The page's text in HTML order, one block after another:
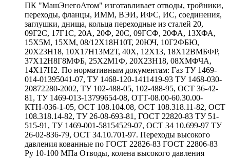
ПК "МашЭнегоАтом" изготавливает отводы, тройники,
переходы, фланцы, ИММ, ВЭИ, ИФС, ИС, соединения,
заглушки, днища, кольца переходные из сталей 20,
09Г2С, 17Г1С, 20А, 20Ф, 20С, 09ГСФ, 20ФА, 13ХФА,
15Х5М, 15ХМ, 08/12Х18Н10Т, 20ЮЧ, 10Г2ФБЮ,
20Х23Н18, 10Х17Н13М2Т, 40Х, 12Х13, 18Х12ВМБФР,
37Х12Н8Г8МФБ, 25Х2М1Ф, 20Х23Н18, 08ХМФЧА,
14Х17Н2. По нормативным документам: Газ ТУ 1469-
014-01395041-07, ТУ 1468-120-1411419-93 ТУ 1468-030-
20872280-2002, ТУ 102-488-05, 102-488-95, ОСТ 36-42-
81, ТУ 1469-013-13799654-08, ОТТ-08.00-60.30.00-
КТН-036-1-05, ОСТ 108.104.08, ОСТ 108.318.11-82, ОСТ
108.318.14-82, ТУ 26-08-693-81, ГОСТ 22820-83 ТУ 51-
515-91, ТУ 1469-001-58154529-07, ОСТ 34 10.699-97 ТУ
26-02-836-79, ОСТ 34.10.701-97. Переходы высокого
давления кованные по ГОСТ 22826-83 ГОСТ 22806-83
Ру 10-100 МПа Отводы, колена высокого давления